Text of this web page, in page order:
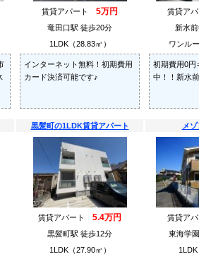
賃貸アパート 5万円
竜田口駅 徒歩20分
1LDK（28.83㎡）
インターネット無料！初期費用
カード決済可能です♪
賃貸ア
新水
ワンル
初期費用0円
中！！新水
黒髪町の1LDK賃貸アパート
賃貸アパート 5.4万円
黒髪町駅 徒歩12分
1LDK（27.90㎡）
メ
賃貸ア
東海学
1LDK